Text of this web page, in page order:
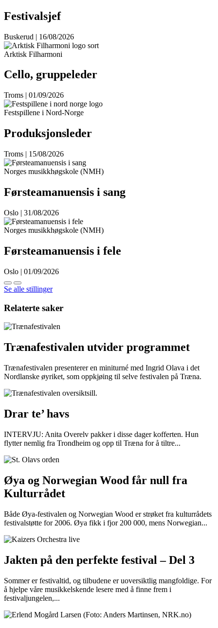
Festivalsjef
Buskerud | 16/08/2026
Arktisk Filharmoni
Cello, gruppeleder
Troms | 01/09/2026
Festspillene i Nord-Norge
Produksjonsleder
Troms | 15/08/2026
Norges musikkhøgskole (NMH)
Førsteamanuensis i sang
Oslo | 31/08/2026
Norges musikkhøgskole (NMH)
Førsteamanuensis i fele
Oslo | 01/09/2026
Se alle stillinger
Relaterte saker
Trænafestivalen utvider programmet
Trænafestivalen presenterer en miniturné med Ingrid Olava i det
Nordlanske øyriket, som oppkjøing til selve festivalen på Træna.
Drar te’ havs
INTERVJU: Anita Overelv pakker i disse dager kofferten. Hun
flytter nemlig fra Trondheim og opp til Træna for å tiltre...
Øya og Norwegian Wood får null fra
Kulturrådet
Både Øya-festivalen og Norwegian Wood er strøket fra kulturrådets
festivalstøtte for 2006. Øya fikk i fjor 200 000, mens Norwegian...
Jakten på den perfekte festival – Del 3
Sommer er festivaltid, og tilbudene er uoversiktlig mangfoldige. For
å hjelpe våre musikkelskende lesere med å finne frem i
festivaljungelen,...